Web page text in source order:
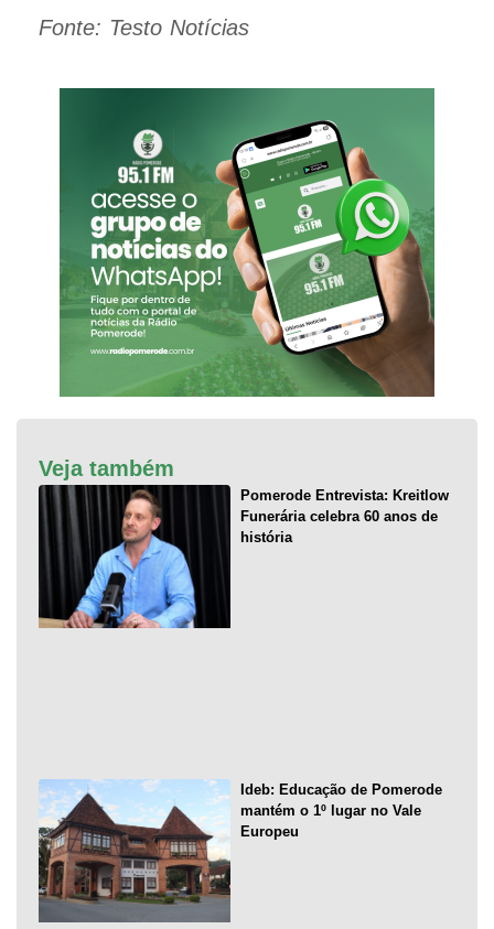
Fonte: Testo Notícias
Veja também
Pomerode Entrevista: Kreitlow
Funerária celebra 60 anos de
história
Ideb: Educação de Pomerode
mantém o 1º lugar no Vale
Europeu